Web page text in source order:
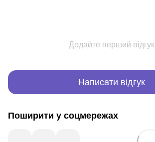
Додайте перший відгук
Написати відгук
Поширити у соцмережах